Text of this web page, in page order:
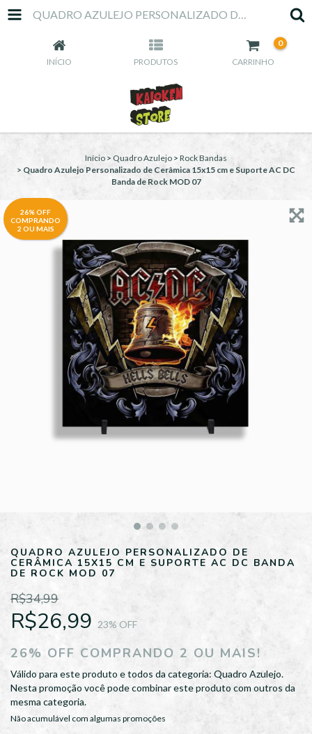
QUADRO AZULEJO PERSONALIZADO DE CERÂMICA 15X15 CM E SUPORTE AC DC BANDA DE ROCK MOD 07
INÍCIO PRODUTOS CARRINHO
0
Início > Quadro Azulejo > Rock Bandas
> Quadro Azulejo Personalizado de Cerâmica 15x15 cm e Suporte AC DC
Banda de Rock MOD 07
26% OFF
COMPRANDO
2 OU MAIS
QUADRO AZULEJO PERSONALIZADO DE
CERÂMICA 15X15 CM E SUPORTE AC DC BANDA
DE ROCK MOD 07
R$34,99
R$26,99 23% OFF
26% OFF COMPRANDO 2 OU MAIS!
Válido para este produto e todos da categoria: Quadro Azulejo.
Nesta promoção você pode combinar este produto com outros da
mesma categoria.
Não acumulável com algumas promoções